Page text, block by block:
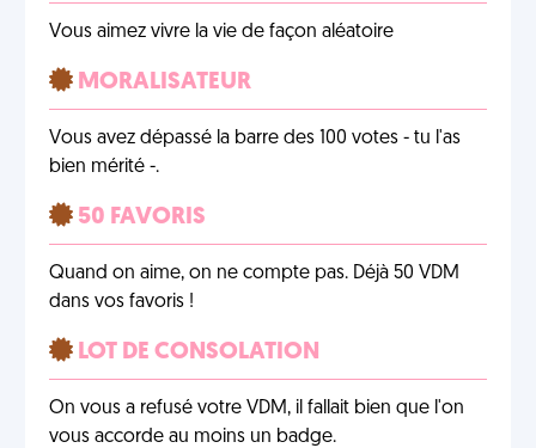
Vous aimez vivre la vie de façon aléatoire
MORALISATEUR
Vous avez dépassé la barre des 100 votes - tu l'as
bien mérité -.
50 FAVORIS
Quand on aime, on ne compte pas. Déjà 50 VDM
dans vos favoris !
LOT DE CONSOLATION
On vous a refusé votre VDM, il fallait bien que l'on
vous accorde au moins un badge.